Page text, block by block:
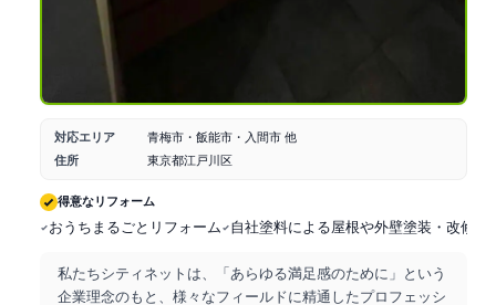
対応エリア
青梅市・飯能市・入間市 他
住所
東京都江戸川区
得意なリフォーム
おうちまるごとリフォーム 自社塗料による屋根や外壁塗装・改修工
私たちシティネットは、「あらゆる満足感のために」という
企業理念のもと、様々なフィールドに精通したプロフェッシ